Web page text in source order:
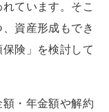
ています。そこ
資産形成もでき
険」を検討して
・年金額や解約